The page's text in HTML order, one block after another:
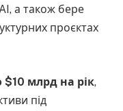
а також бере
проєктах
$10 млрд на рік,
під